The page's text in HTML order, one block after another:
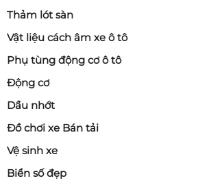
Thảm lót sàn
Vật liệu cách âm xe ô tô
Phụ tùng động cơ ô tô
Động cơ
Dầu nhớt
Đồ chơi xe Bán tải
Vệ sinh xe
Biển số đẹp